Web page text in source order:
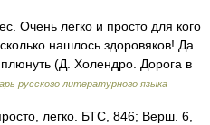
Очень легко и просто для кого
нашлось здоровяков! Да
(Д. Холендро. Дорога в
русского литературного языка
легко. БТС, 846; Верш. 6,